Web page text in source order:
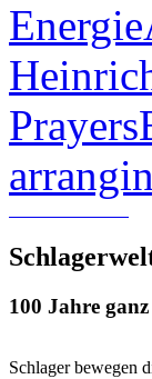
Energie
Prayers
100 Jahre
Schlager bewegen